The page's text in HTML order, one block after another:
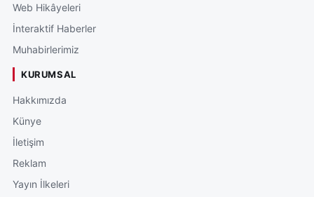
Web Hikâyeleri
İnteraktif Haberler
Muhabirlerimiz
KURUMSAL
Hakkımızda
Künye
İletişim
Reklam
Yayın İlkeleri